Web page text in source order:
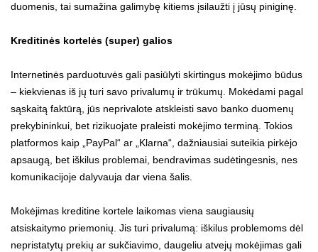
duomenis, tai sumažina galimybę kitiems įsilaužti į jūsų piniginę.
Kreditinės kortelės (super) galios
Internetinės parduotuvės gali pasiūlyti skirtingus mokėjimo būdus
– kiekvienas iš jų turi savo privalumų ir trūkumų. Mokėdami pagal
sąskaitą faktūrą, jūs neprivalote atskleisti savo banko duomenų
prekybininkui, bet rizikuojate praleisti mokėjimo terminą. Tokios
platformos kaip „PayPal“ ar „Klarna“, dažniausiai suteikia pirkėjo
apsaugą, bet iškilus problemai, bendravimas sudėtingesnis, nes
komunikacijoje dalyvauja dar viena šalis.
Mokėjimas kreditine kortele laikomas viena saugiausių
atsiskaitymo priemonių. Jis turi privalumą: iškilus problemoms dėl
nepristatytų prekių ar sukčiavimo, daugeliu atvejų mokėjimas gali